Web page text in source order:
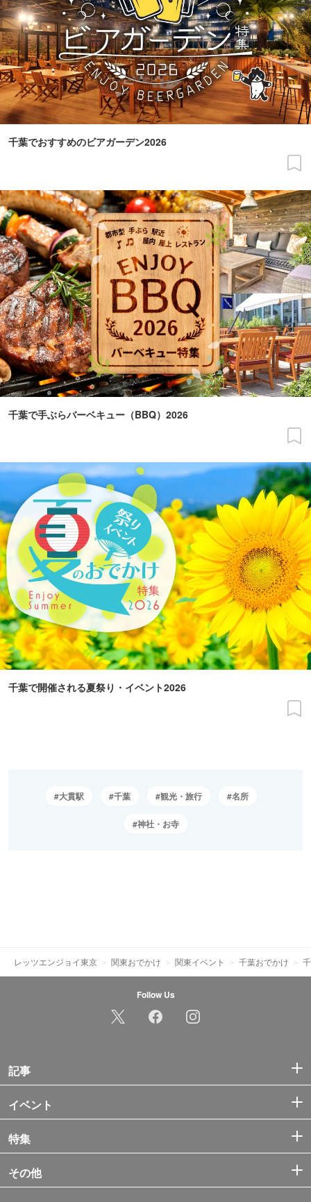
千葉でおすすめのビアガーデン2026
千葉で手ぶらバーベキュー（BBQ）2026
千葉で開催される夏祭り・イベント2026
大貫駅 千葉 観光・旅行 名所
神社・お寺
レッツエンジョイ東京 関東おでかけ 関東イベント 千葉おでかけ
Follow Us
記事
イベント
特集
その他